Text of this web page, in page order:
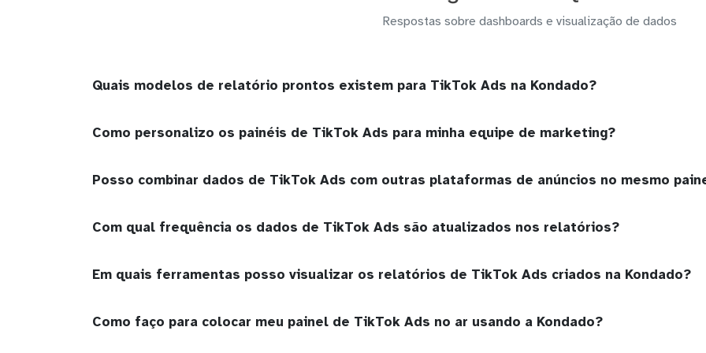
Respostas sobre dashboards e visualização de dados
Quais modelos de relatório prontos existem para TikTok Ads na Kondado?
Como personalizo os painéis de TikTok Ads para minha equipe de marketing?
Posso combinar dados de TikTok Ads com outras plataformas de anúncios no mesmo
Com qual frequência os dados de TikTok Ads são atualizados nos relatórios?
Em quais ferramentas posso visualizar os relatórios de TikTok Ads criados na Kondado?
Como faço para colocar meu painel de TikTok Ads no ar usando a Kondado?